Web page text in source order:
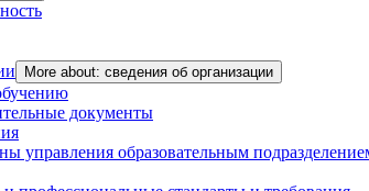
More about: сведения об организации
документы
управления образовательным